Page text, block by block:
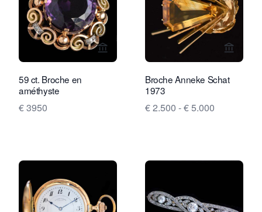
Voir la page vendeur de Rocks and
59 ct. Broche en
améthyste
€ 3950
Voir la
Broche Anneke Schat
1973
€ 2.500 - € 5.000